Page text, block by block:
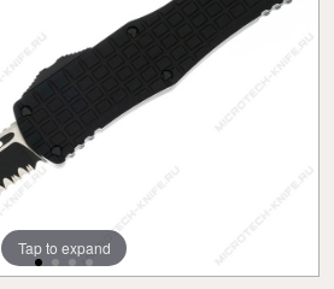
Tap to expand
Tap to expand
Tap to expand
Tap to expand